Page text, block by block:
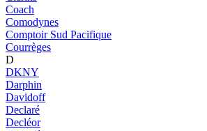
Coach
Comodynes
Comptoir Sud Pacifique
Courrèges
D
DKNY
Darphin
Davidoff
Declaré
Decléor